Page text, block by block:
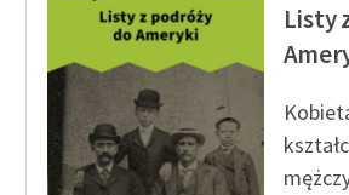
Ręce pełne poezji
Kolekcje edukacyjne
twórców przechodzących
do domeny publicznej,
lektur szkolnych oraz
Starego Testamentu
Listy